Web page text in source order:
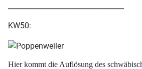
KW50:
Hier kommt die Auflösung des